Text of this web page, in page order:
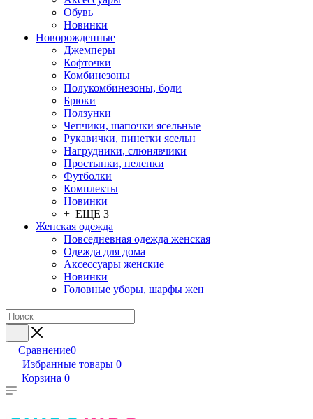
Обувь
Новинки
Новорожденные
Джемперы
Кофточки
Комбинезоны
Полукомбинезоны, боди
Брюки
Ползунки
Чепчики, шапочки ясельные
Рукавички, пинетки ясельн
Нагрудники, слюнявчики
Простынки, пеленки
Футболки
Комплекты
Новинки
+ ЕЩЕ 3
Женская одежда
Повседневная одежда женская
Одежда для дома
Аксессуары женские
Новинки
Головные уборы, шарфы жен
Сравнение0
Избранные товары 0
Корзина 0